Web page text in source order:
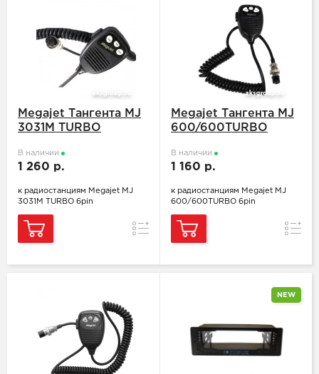
Megajet Тангента MJ
3031M TURBO
В наличии
1 260 р.
к радиостанциям Megajet MJ
3031M TURBO 6pin
Сравнение
Megajet Тангента MJ
600/600TURBO
В наличии
1 160 р.
к радиостанциям Megajet MJ
600/600TURBO 6pin
NEW